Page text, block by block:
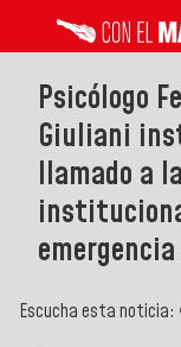
Psicólogo
Giuliani
llamado a
Escucha esta noticia: